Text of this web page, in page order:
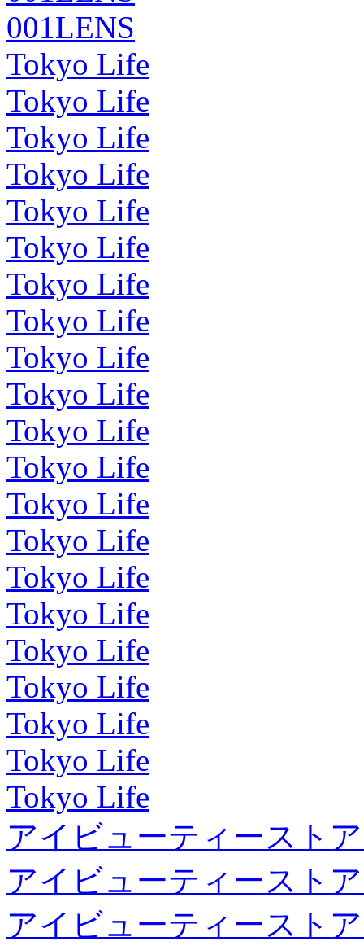
001LENS
Tokyo Life
Tokyo Life
Tokyo Life
Tokyo Life
Tokyo Life
Tokyo Life
Tokyo Life
Tokyo Life
Tokyo Life
Tokyo Life
Tokyo Life
Tokyo Life
Tokyo Life
Tokyo Life
Tokyo Life
Tokyo Life
Tokyo Life
Tokyo Life
Tokyo Life
Tokyo Life
Tokyo Life
アイビューティースト
アイビューティースト
アイビューティースト